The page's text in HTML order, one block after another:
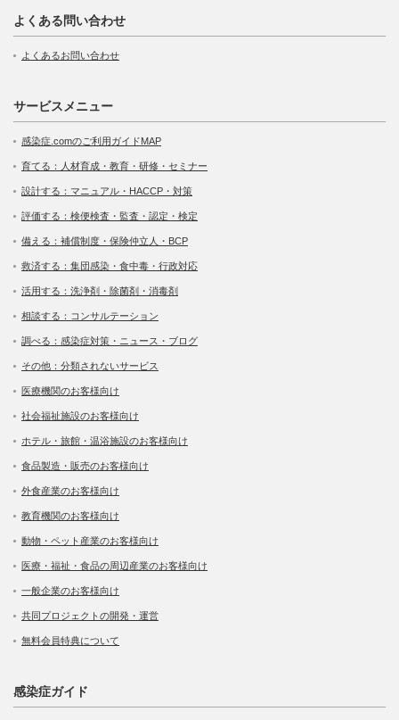
よくある問い合わせ
よくあるお問い合わせ
サービスメニュー
感染症.comのご利用ガイドMAP
育てる：人材育成・教育・研修・セミナー
設計する：マニュアル・HACCP・対策
評価する：検便検査・監査・認定・検定
備える：補償制度・保険仲立人・BCP
救済する：集団感染・食中毒・行政対応
活用する：洗浄剤・除菌剤・消毒剤
相談する：コンサルテーション
調べる：感染症対策・ニュース・ブログ
その他：分類されないサービス
医療機関のお客様向け
社会福祉施設のお客様向け
ホテル・旅館・温浴施設のお客様向け
食品製造・販売のお客様向け
外食産業のお客様向け
教育機関のお客様向け
動物・ペット産業のお客様向け
医療・福祉・食品の周辺産業のお客様向け
一般企業のお客様向け
共同プロジェクトの開発・運営
無料会員特典について
感染症ガイド